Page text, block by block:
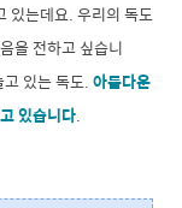
있는데요. 우리의 독도
을 전하고 싶습니
있는 독도.아름다운
있습니다.